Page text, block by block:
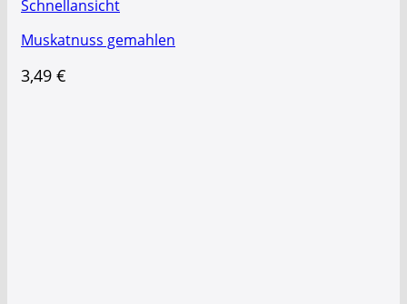
Schnellansicht
Muskatnuss gemahlen
3,49 €